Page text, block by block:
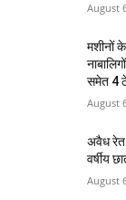
August
मशीनों
समेत 4
August
अवैध रेत
वर्षीय
August